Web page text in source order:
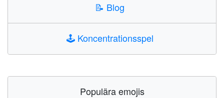
📝 Blog
🕹️ Koncentrationsspel
Populära emojis